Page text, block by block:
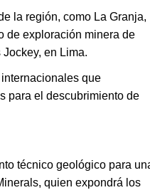
la región, como La Granja,
de exploración minera de
en Lima.
que
para el descubrimiento de
técnico geológico para
quien expondrá los